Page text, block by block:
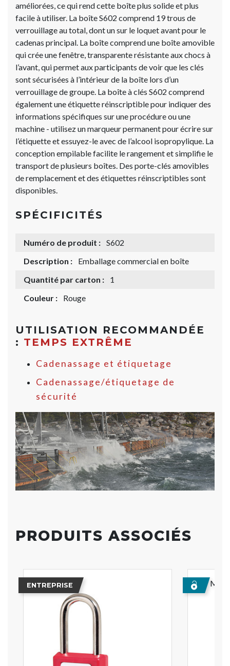
améliorées, ce qui rend cette boîte plus solide et plus
facile à utiliser. La boîte S602 comprend 19 trous de
verrouillage au total, dont un sur le loquet avant pour le
cadenas principal. La boîte comprend une boîte amovible
qui crée une fenêtre, transparente résistante aux chocs à
l’avant, qui permet aux participants de voir que les clés
sont sécurisées à l’intérieur de la boîte lors d’un
verrouillage de groupe. La boîte à clés S602 comprend
également une étiquette réinscriptible pour indiquer des
informations spécifiques sur une procédure ou une
machine - utilisez un marqueur permanent pour écrire sur
l’étiquette et essuyez-le avec de l’alcool isopropylique. La
conception empilable facilite le rangement et simplifie le
transport de plusieurs boîtes. Des porte-clés amovibles
de remplacement et des étiquettes réinscriptibles sont
disponibles.
SPÉCIFICITÉS
Numéro de produit : S602
Description :
Emballage commercial en boîte
Quantité par carton :
1
Couleur :
Rouge
UTILISATION RECOMMANDÉE
: TEMPS EXTRÊME
Cadenassage et étiquetage
Cadenassage/étiquetage de
sécurité
PRODUITS ASSOCIÉS
ENTREPRISE